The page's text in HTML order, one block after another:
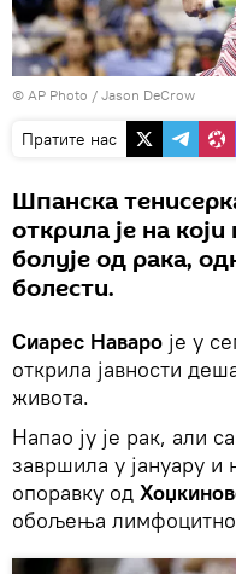
© AP Photo / Jason DeCrow
Пратите нас
Шпанска
открила је на
болује од рака,
болести.
Сиарес Наваро је у
открила јавности
живота.
Напао ју је рак, али
завршила у јануару и
опоравку од
обољења